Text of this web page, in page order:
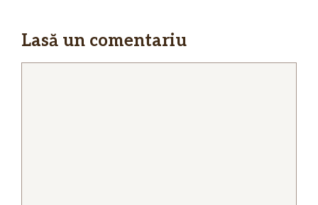
Lasă un comentariu